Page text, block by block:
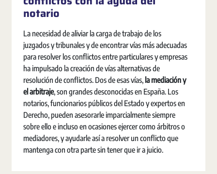
notario
La necesidad de aliviar la carga de trabajo de los
juzgados y tribunales y de encontrar vías más adecuadas
para resolver los conflictos entre particulares y empresas
ha impulsado la creación de vías alternativas de
resolución de conflictos. Dos de esas vías, la mediación y
el arbitraje, son grandes desconocidas en España. Los
notarios, funcionarios públicos del Estado y expertos en
Derecho, pueden asesorarle imparcialmente siempre
sobre ello e incluso en ocasiones ejercer como árbitros o
mediadores, y ayudarle así a resolver un conflicto que
mantenga con otra parte sin tener que ir a juicio.